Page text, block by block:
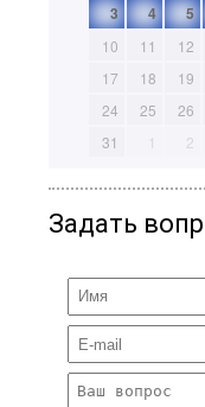
3
4 5
10
11 12
17
18 19
24
25 26
31
1 2
Задать